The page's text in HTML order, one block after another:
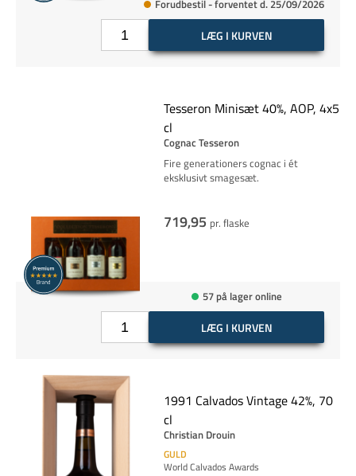
Forudbestil - forventet d. 25/09/2026
LÆG I KURVEN
Tesseron Minisæt 40%, AOP, 4x5
cl
Cognac Tesseron
Fire generationers cognac i ét
eksklusivt smagesæt.
719,95 pr. flaske
57 på lager online
LÆG I KURVEN
1991 Calvados Vintage 42%, 70
cl
Christian Drouin
GULD
World Calvados Awards